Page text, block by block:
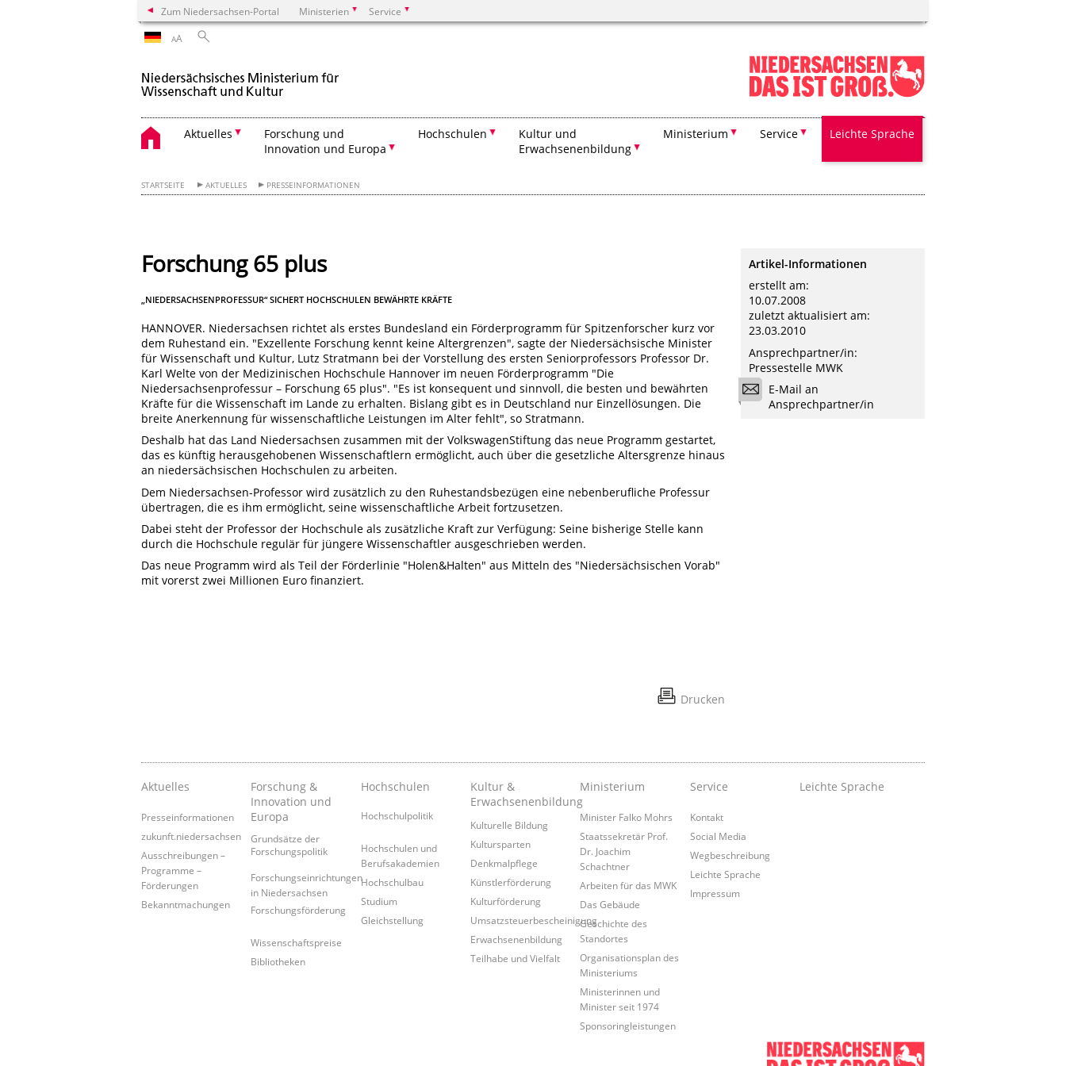
Zum Niedersachsen-Portal Ministerien Service
AA
Aktuelles
Forschung und
Innovation und Europa
Hochschulen
Kultur und
Erwachsenenbildung
Ministerium Service Leichte Sprache
STARTSEITE AKTUELLES PRESSEINFORMATIONEN
Forschung 65 plus
„NIEDERSACHSENPROFESSUR“ SICHERT HOCHSCHULEN BEWÄHRTE KRÄFTE
HANNOVER. Niedersachsen richtet als erstes Bundesland ein Förderprogramm für Spitzenforscher kurz vor
dem Ruhestand ein. "Exzellente Forschung kennt keine Altergrenzen", sagte der Niedersächsische Minister
für Wissenschaft und Kultur, Lutz Stratmann bei der Vorstellung des ersten Seniorprofessors Professor Dr.
Karl Welte von der Medizinischen Hochschule Hannover im neuen Förderprogramm "Die
Niedersachsenprofessur – Forschung 65 plus". "Es ist konsequent und sinnvoll, die besten und bewährten
Kräfte für die Wissenschaft im Lande zu erhalten. Bislang gibt es in Deutschland nur Einzellösungen. Die
breite Anerkennung für wissenschaftliche Leistungen im Alter fehlt", so Stratmann.
Deshalb hat das Land Niedersachsen zusammen mit der VolkswagenStiftung das neue Programm gestartet,
das es künftig herausgehobenen Wissenschaftlern ermöglicht, auch über die gesetzliche Altersgrenze hinaus
an niedersächsischen Hochschulen zu arbeiten.
Dem Niedersachsen-Professor wird zusätzlich zu den Ruhestandsbezügen eine nebenberufliche Professur
übertragen, die es ihm ermöglicht, seine wissenschaftliche Arbeit fortzusetzen.
Dabei steht der Professor der Hochschule als zusätzliche Kraft zur Verfügung: Seine bisherige Stelle kann
durch die Hochschule regulär für jüngere Wissenschaftler ausgeschrieben werden.
Das neue Programm wird als Teil der Förderlinie "Holen&Halten" aus Mitteln des "Niedersächsischen Vorab"
mit vorerst zwei Millionen Euro finanziert.
Drucken
Artikel-Informationen
erstellt am:
10.07.2008
zuletzt aktualisiert am:
23.03.2010
Ansprechpartner/in:
Pressestelle MWK
E-Mail an
Ansprechpartner/in
Aktuelles
Presseinformationen
zukunft.niedersachsen
Ausschreibungen –
Programme –
Förderungen
Bekanntmachungen
Forschung &
Innovation und
Europa
Grundsätze der
Forschungspolitik
Forschungseinrichtungen
in Niedersachsen
Forschungsförderung
Wissenschaftspreise
Bibliotheken
Hochschulen
Hochschulpolitik
Hochschulen und
Berufsakademien
Hochschulbau
Studium
Gleichstellung
Kultur &
Erwachsenenbildung
Kulturelle Bildung
Kultursparten
Denkmalpflege
Künstlerförderung
Kulturförderung
Umsatzsteuerbescheinigung
Erwachsenenbildung
Teilhabe und Vielfalt
Ministerium
Minister Falko Mohrs
Staatssekretär Prof.
Dr. Joachim
Schachtner
Arbeiten für das MWK
Das Gebäude
Geschichte des
Standortes
Organisationsplan des
Ministeriums
Ministerinnen und
Minister seit 1974
Sponsoringleistungen
Service
Kontakt
Social Media
Wegbeschreibung
Leichte Sprache
Impressum
Leichte Sprache